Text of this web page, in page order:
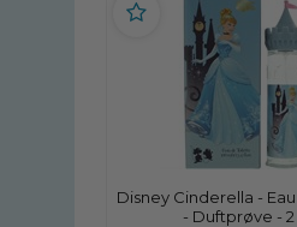
Disney Cinderella -
- Duftprøve - 2